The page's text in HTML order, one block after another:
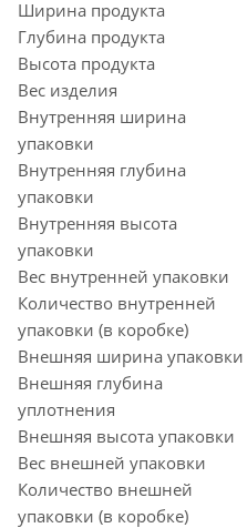
Ширина продукта
Глубина продукта
Высота продукта
Вес изделия
Внутренняя ширина
упаковки
Внутренняя глубина
упаковки
Внутренняя высота
упаковки
Вес внутренней упаковки
Количество внутренней
упаковки (в коробке)
Внешняя ширина упаковки
Внешняя глубина
уплотнения
Внешняя высота упаковки
Вес внешней упаковки
Количество внешней
упаковки (в коробке)